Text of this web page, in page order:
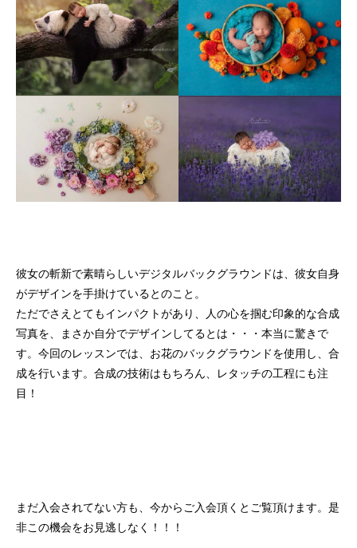
彼女の斬新で素晴らしいデジタルバックグラウンドは、彼女自身
がデザインを手掛けているとのこと。
ただでさえとてもインパクトがあり、人の心を掴む印象的な合成
写真を、まさか自分でデザインしてるとは・・・本当に驚きで
す。今回のレッスンでは、お花のバックグラウンドを使用し、合
成を行います。合成の技術はもちろん、レタッチの工程にも注
目！
まだ入会されてない方も、今からご入会頂くとご覧頂けます。是
非この機会をお見逃しなく！！！